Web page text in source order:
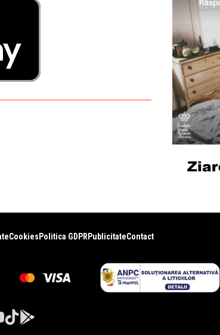
Cookies Politica GDPR PublicitateContact